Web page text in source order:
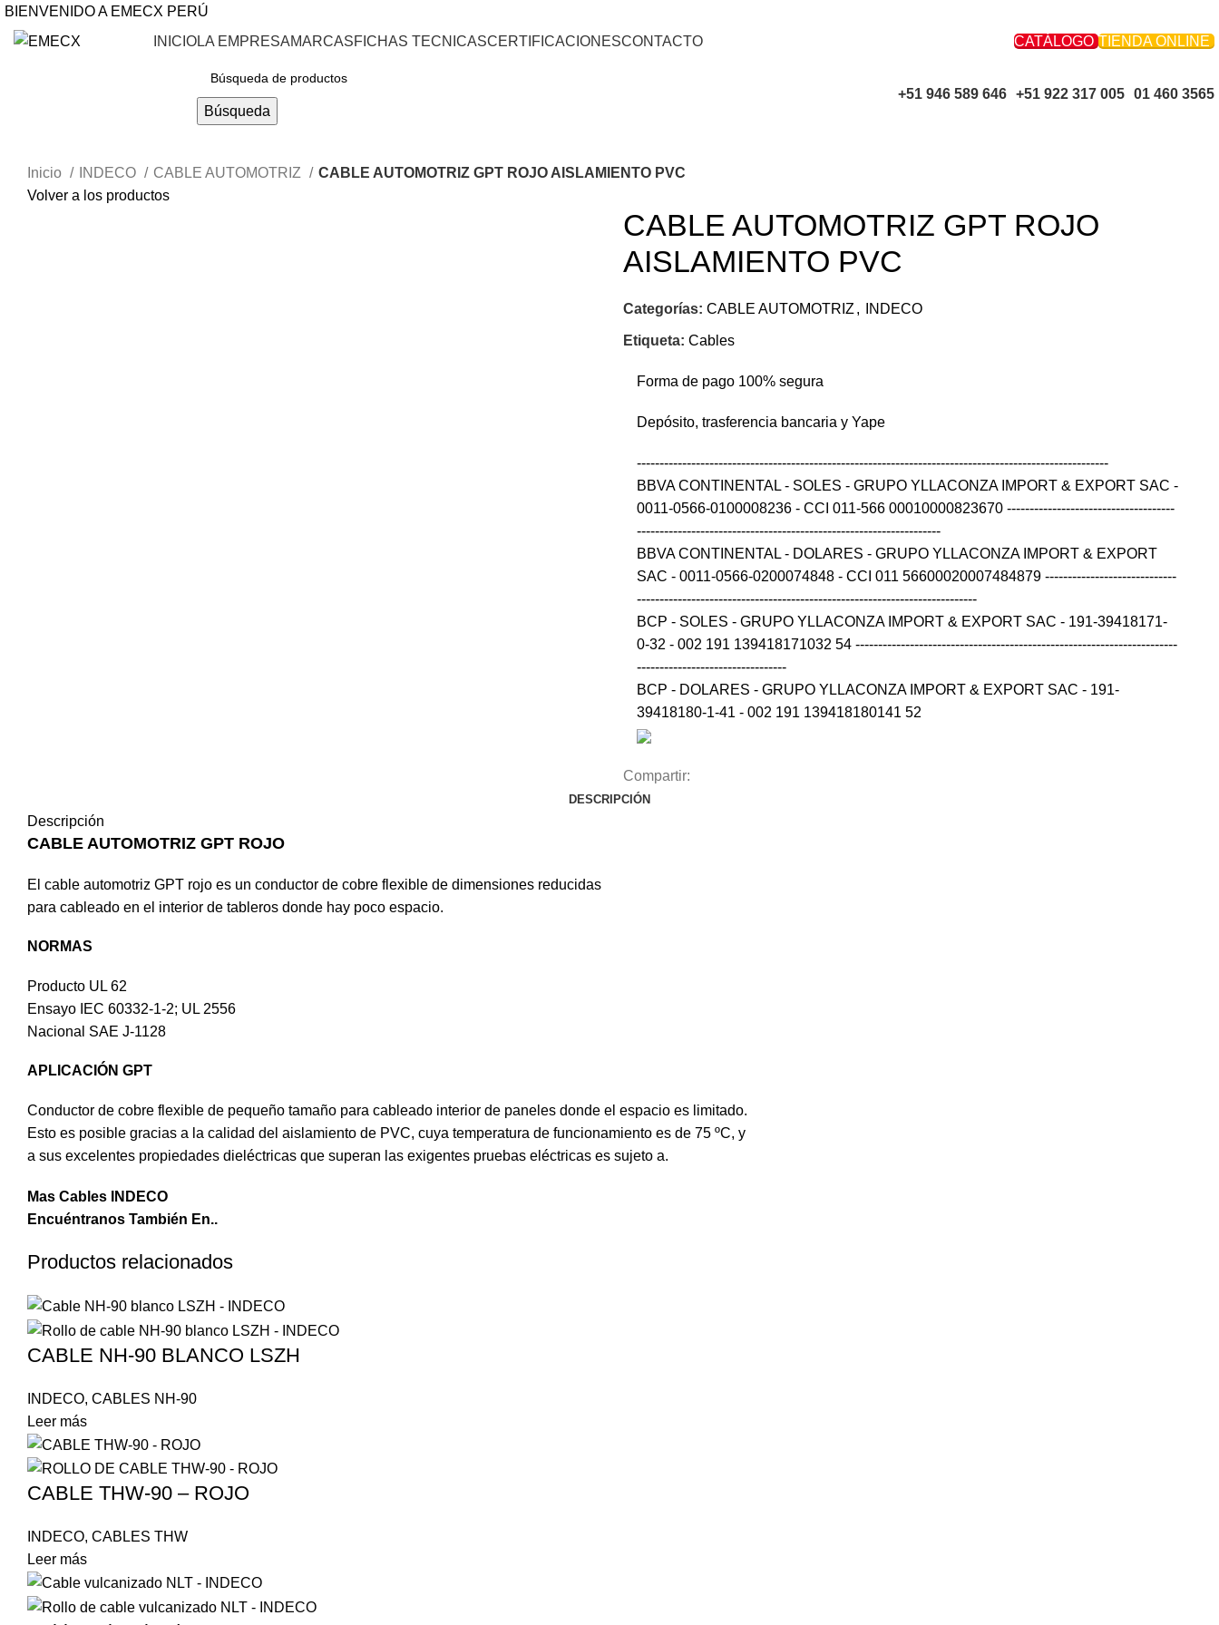
BIENVENIDO A EMECX PERÚ
INICIOLA EMPRESAMARCASFICHAS TECNICASCERTIFICACIONESCONTACTO CATÁLOGO TIENDA ONLINE
Búsqueda
+51 946 589 646 +51 922 317 005 01 460 3565
Inicio INDECO CABLE AUTOMOTRIZ
CABLE AUTOMOTRIZ GPT ROJO AISLAMIENTO PVC
Volver a los productos
CABLE AUTOMOTRIZ GPT ROJO
AISLAMIENTO PVC
Categorías: CABLE AUTOMOTRIZ , INDECO
Etiqueta: Cables
Forma de pago 100% segura
Depósito, trasferencia bancaria y Yape
--------------------------------------------------------------------------------------------------------
BBVA CONTINENTAL - SOLES - GRUPO YLLACONZA IMPORT & EXPORT SAC -
0011-0566-0100008236 - CCI 011-566 00010000823670 -------------------------------------
-------------------------------------------------------------------
BBVA CONTINENTAL - DOLARES - GRUPO YLLACONZA IMPORT & EXPORT
SAC - 0011-0566-0200074848 - CCI 011 56600020007484879 -----------------------------
---------------------------------------------------------------------------
BCP - SOLES - GRUPO YLLACONZA IMPORT & EXPORT SAC - 191-39418171-
0-32 - 002 191 139418171032 54 -----------------------------------------------------------------------
---------------------------------
BCP - DOLARES - GRUPO YLLACONZA IMPORT & EXPORT SAC - 191-
39418180-1-41 - 002 191 139418180141 52
Compartir:
DESCRIPCIÓN
Descripción
CABLE AUTOMOTRIZ GPT ROJO
El cable automotriz GPT rojo es un conductor de cobre flexible de dimensiones reducidas
para cableado en el interior de tableros donde hay poco espacio.
NORMAS
Producto UL 62
Ensayo IEC 60332-1-2; UL 2556
Nacional SAE J-1128
APLICACIÓN GPT
Conductor de cobre flexible de pequeño tamaño para cableado interior de paneles donde el espacio es limitado.
Esto es posible gracias a la calidad del aislamiento de PVC, cuya temperatura de funcionamiento es de 75 ºC, y
a sus excelentes propiedades dieléctricas que superan las exigentes pruebas eléctricas es sujeto a.
Mas Cables INDECO
Encuéntranos También En..
Productos relacionados
CABLE NH-90 BLANCO LSZH
INDECO, CABLES NH-90
Leer más
CABLE THW-90 – ROJO
INDECO, CABLES THW
Leer más